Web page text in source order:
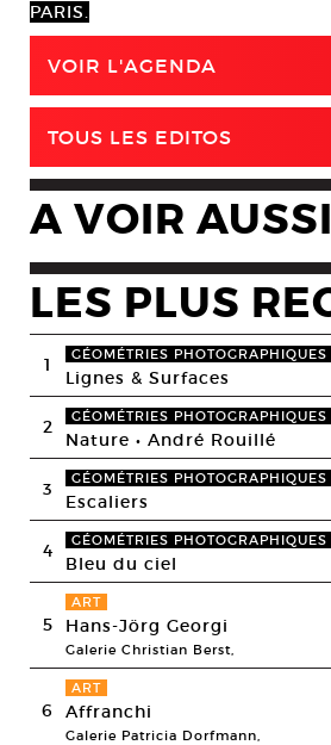
PARIS.
VOIR L'AGENDA
TOUS LES EDITOS
A VOIR AUSSI
LES PLUS
1 GÉOMÉTRIES PHOTOGRAPHIQUES
Lignes & Surfaces
2 GÉOMÉTRIES PHOTOGRAPHIQUES
Nature • André Rouillé
3 GÉOMÉTRIES PHOTOGRAPHIQUES
Escaliers
4 GÉOMÉTRIES PHOTOGRAPHIQUES
Bleu du ciel
5
ART
Hans-Jörg Georgi
Galerie Christian Berst,
6
ART
Affranchi
Galerie Patricia Dorfmann,